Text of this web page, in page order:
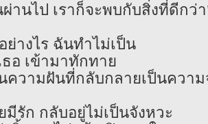
านไป เราก็จะพบกับสิ่งที่ดีกว่
ย่างไร ฉันทำไม่เป็น
ธอ เข้ามาทักทาย
ความฝันที่กลับกลายเป็นความ
มีรัก กลับอยู่ไม่เป็นจังหวะ